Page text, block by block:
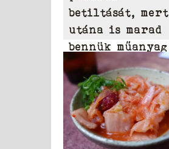
betiltását, mert
utána is marad
bennük műanyag